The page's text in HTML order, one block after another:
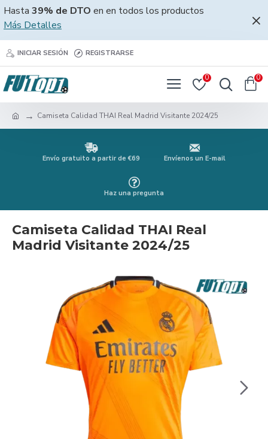
Hasta 39% de DTO en en todos los productos
Más Detalles
INICIAR SESIÓN REGISTRARSE
0 0
Camiseta Calidad THAI Real Madrid Visitante 2024/25
Envío gratuito a partir de €69 Envíenos un E-mail
Haz una pregunta
Camiseta Calidad THAI Real
Madrid Visitante 2024/25